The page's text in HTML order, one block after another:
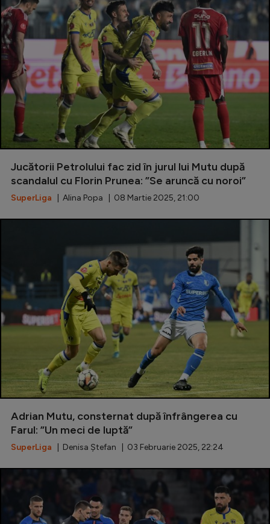
Jucătorii Petrolului fac zid în jurul lui Mutu după
scandalul cu Florin Prunea: ”Se aruncă cu noroi”
SuperLiga | Alina Popa | 08 Martie 2025, 21:00
Adrian Mutu, consternat după înfrângerea cu
Farul: ”Un meci de luptă”
SuperLiga | Denisa Ștefan | 03 Februarie 2025, 22:24